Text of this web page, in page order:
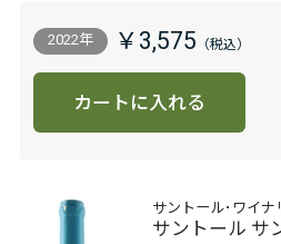
2022年 ￥3,575
カートに入れる
サントール･ワイナ
サントール サ